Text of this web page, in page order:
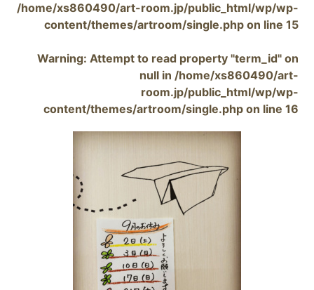
/home/xs860490/art-room.jp/public_html/wp/wp-
content/themes/artroom/single.phpon line 15
Warning: Attempt to read property "term_id" on
null in /home/xs860490/art-
room.jp/public_html/wp/wp-
content/themes/artroom/single.phpon line 16